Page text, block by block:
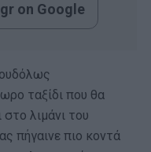
on Google
ουδόλως
ταξίδι που θα
λιμάνι του
πήγαινε πιο κοντά